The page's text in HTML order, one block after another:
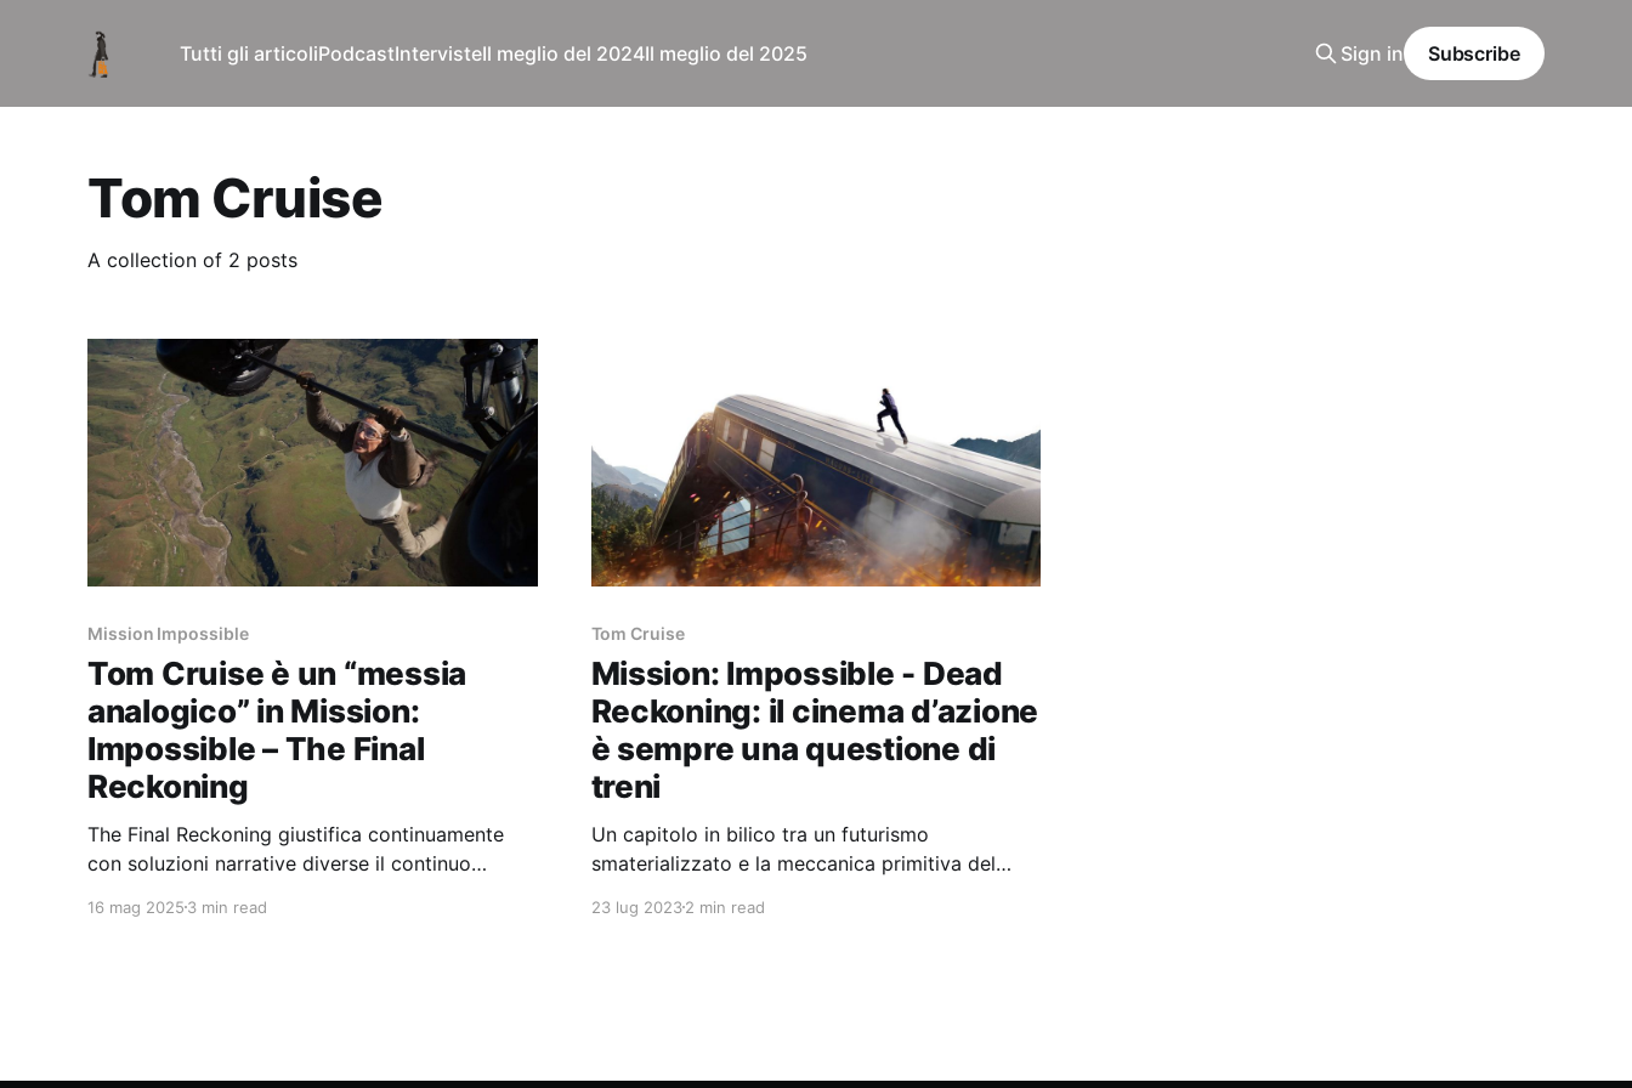
Tutti gli articoliPodcastIntervisteIl meglio del 2024Il meglio del 2025 Sign in Subscribe
Tom Cruise
A collection of 2 posts
Mission Impossible
Tom Cruise è un “messia
analogico” in Mission:
Impossible – The Final
Reckoning
The Final Reckoning giustifica continuamente
con soluzioni narrative diverse il continuo
pre digitale.
16 mag 2025 3 min read
Tom Cruise
Mission: Impossible - Dead
Reckoning: il cinema d’azione
è sempre una questione di
treni
Un capitolo in bilico tra un futurismo
smaterializzato e la meccanica primitiva del
pistoni e acciaio.
23 lug 20232 min read